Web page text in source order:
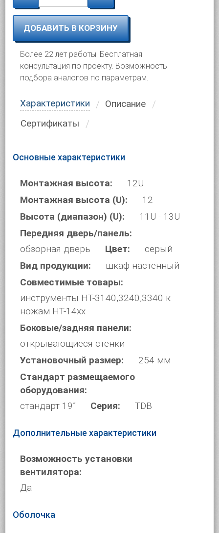
ДОБАВИТЬ В КОРЗИНУ
Более 22 лет работы. Бесплатная
консультация по проекту. Возможность
подбора аналогов по параметрам.
Характеристики
Описание
Сертификаты
Основные характеристики
Монтажная высота:
12U
Монтажная высота (U):
12
Высота (диапазон) (U):
11U - 13U
Передняя дверь/панель:
обзорная дверь
Цвет:
серый
Вид продукции:
шкаф настенный
Совместимые товары:
инструменты HT-3140,3240,3340 к
ножам HT-14xx
Боковые/задняя панели:
открывающиеся стенки
Установочный размер:
254 мм
Стандарт размещаемого
оборудования:
стандарт 19”
Серия: TDB
Дополнительные характеристики
Возможность установки
вентилятора:
Да
Оболочка